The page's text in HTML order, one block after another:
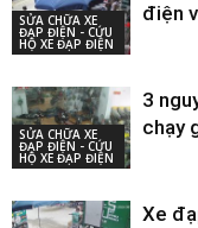
SỬA CHỮA XE
ĐẠP ĐIỆN - CỨU
HỘ XE ĐẠP ĐIỆN
điện
SỬA CHỮA XE
ĐẠP ĐIỆN - CỨU
HỘ XE ĐẠP ĐIỆN
3
chạy
Xe